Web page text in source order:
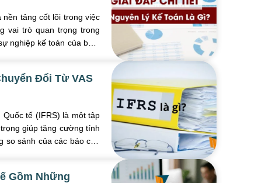
nền tảng cốt lõi trong việc
vai trò quan trọng trong
nghiệp kế toán của bạn.
Đổi Từ VAS
tế (IFRS) là một tập
giúp tăng cường tính
so sánh của các báo cáo
Gồm Những